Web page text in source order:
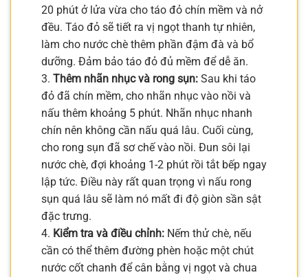
20 phút ở lửa vừa cho táo đỏ chín mềm và nở
đều. Táo đỏ sẽ tiết ra vị ngọt thanh tự nhiên,
làm cho nước chè thêm phần đậm đà và bổ
dưỡng. Đảm bảo táo đỏ đủ mềm để dễ ăn.
3. Thêm nhãn nhục và rong sụn: Sau khi táo
đỏ đã chín mềm, cho nhãn nhục vào nồi và
nấu thêm khoảng 5 phút. Nhãn nhục nhanh
chín nên không cần nấu quá lâu. Cuối cùng,
cho rong sụn đã sơ chế vào nồi. Đun sôi lại
nước chè, đợi khoảng 1-2 phút rồi tắt bếp ngay
lập tức. Điều này rất quan trọng vì nấu rong
sụn quá lâu sẽ làm nó mất đi độ giòn sần sật
đặc trưng.
4. Kiểm tra và điều chỉnh: Nếm thử chè, nếu
cần có thể thêm đường phèn hoặc một chút
nước cốt chanh để cân bằng vị ngọt và chua